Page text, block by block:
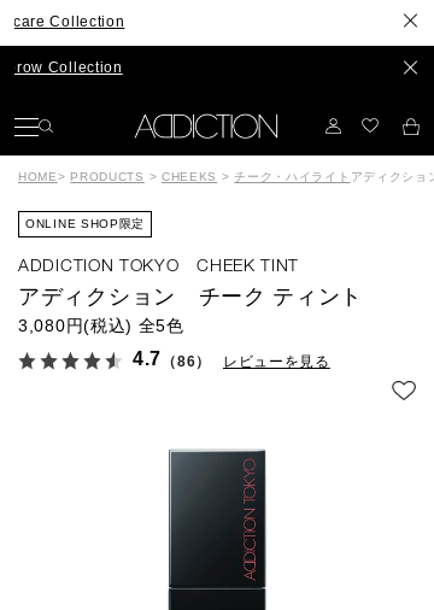
Collection
Collection
HOME> PRODUCTS > CHEEKS >チーク・ハイライト アディクシ
ONLINE SHOP限定
ADDICTION TOKYO CHEEK TINT
アディクション チーク ティント
3,080円(税込) 全5色
4.7 （86） レビューを見る